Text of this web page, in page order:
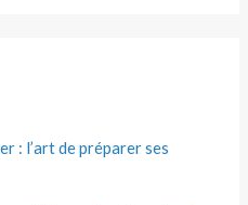
: l’art de préparer ses